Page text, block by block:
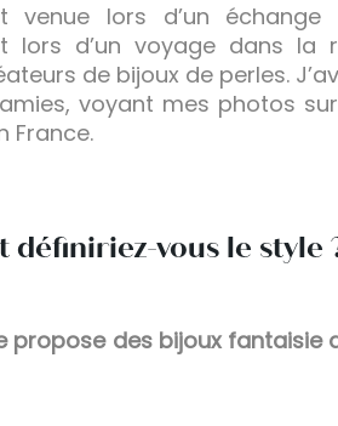
venue lors d’un
lors d’un voyage dans la
de bijoux de perles.
voyant mes photos
France.
définiriez-vous le style
propose des bijoux